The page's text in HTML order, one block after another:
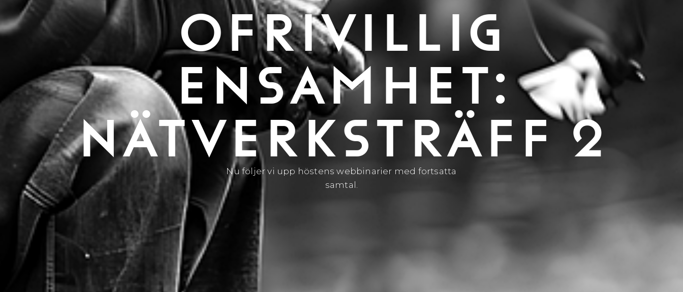
OFRIVILLIG
ENSAMHET:
NÄTVERKSTRÄFF 2
Nu följer vi upp höstens webbinarier med fortsatta
samtal.